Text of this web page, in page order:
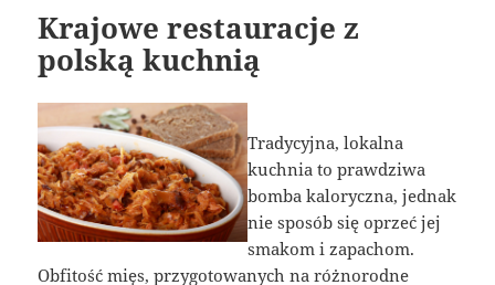
Krajowe restauracje z
polską kuchnią
Tradycyjna, lokalna
kuchnia to prawdziwa
bomba kaloryczna, jednak
nie sposób się oprzeć jej
smakom i zapachom.
Obfitość mięs, przygotowanych na różnorodne